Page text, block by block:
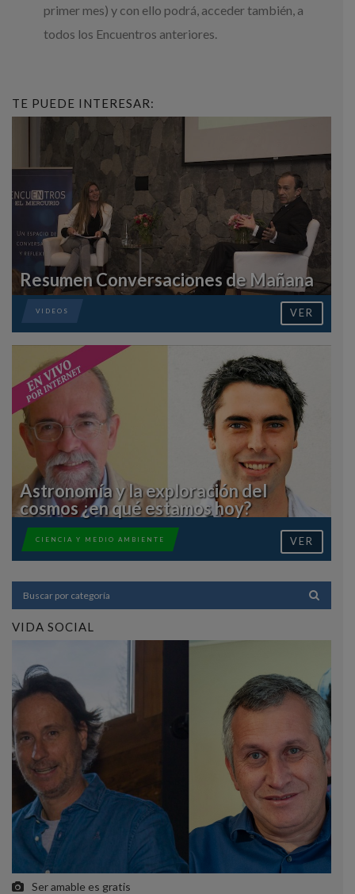
primer mes) y con ello podrá, acceder también, a
todos los Encuentros anteriores.
TE PUEDE INTERESAR:
Resumen Conversaciones de Mañana
VIDEOS VER
Astronomía y la exploración del
cosmos ¿en qué estamos hoy?
CIENCIA Y MEDIO AMBIENTE VER
VIDA SOCIAL
Ser amable es gratis